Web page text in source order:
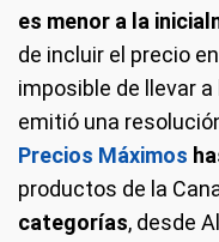
es menor a la
de incluir el precio
imposible de llevar
emitió una
Precios Máximos
productos de la
categorías, desde